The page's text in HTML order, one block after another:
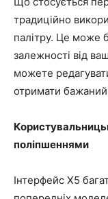
традиційно
палітру. Це може
залежності від
можете
отримати бажаний
поліпшеннями
Інтерфейс X5